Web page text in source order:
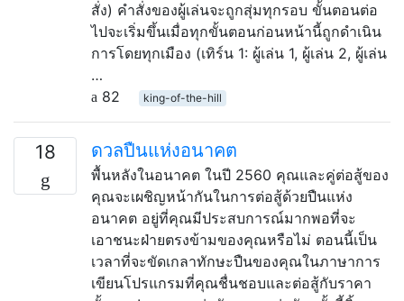
สั่ง) คำสั่งของผู้เล่นจะถูกสุ่มทุกรอบ ขั้นตอนต่อ
ไปจะเริ่มขึ้นเมื่อทุกขั้นตอนก่อนหน้านี้ถูกดำเนิน
การโดยทุกเมือง (เทิร์น 1: ผู้เล่น 1, ผู้เล่น 2, ผู้เล่น
…
82
king-of-the-hill
18 ดวลปืนแห่งอนาคต
พื้นหลังในอนาคต ในปี 2560 คุณและคู่ต่อสู้ของ
คุณจะเผชิญหน้ากันในการต่อสู้ด้วยปืนแห่ง
อนาคต อยู่ที่คุณมีประสบการณ์มากพอที่จะ
เอาชนะฝ่ายตรงข้ามของคุณหรือไม่ ตอนนี้เป็น
เวลาที่จะขัดเกลาทักษะปืนของคุณในภาษาการ
เขียนโปรแกรมที่คุณชื่นชอบและต่อสู้กับราคา